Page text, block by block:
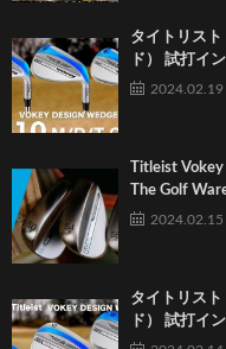
タイトリス
ド） 試打イ
2024.02.19
Titleist
The Golf
2024.02.15
タイトリス
ド） 試打イ